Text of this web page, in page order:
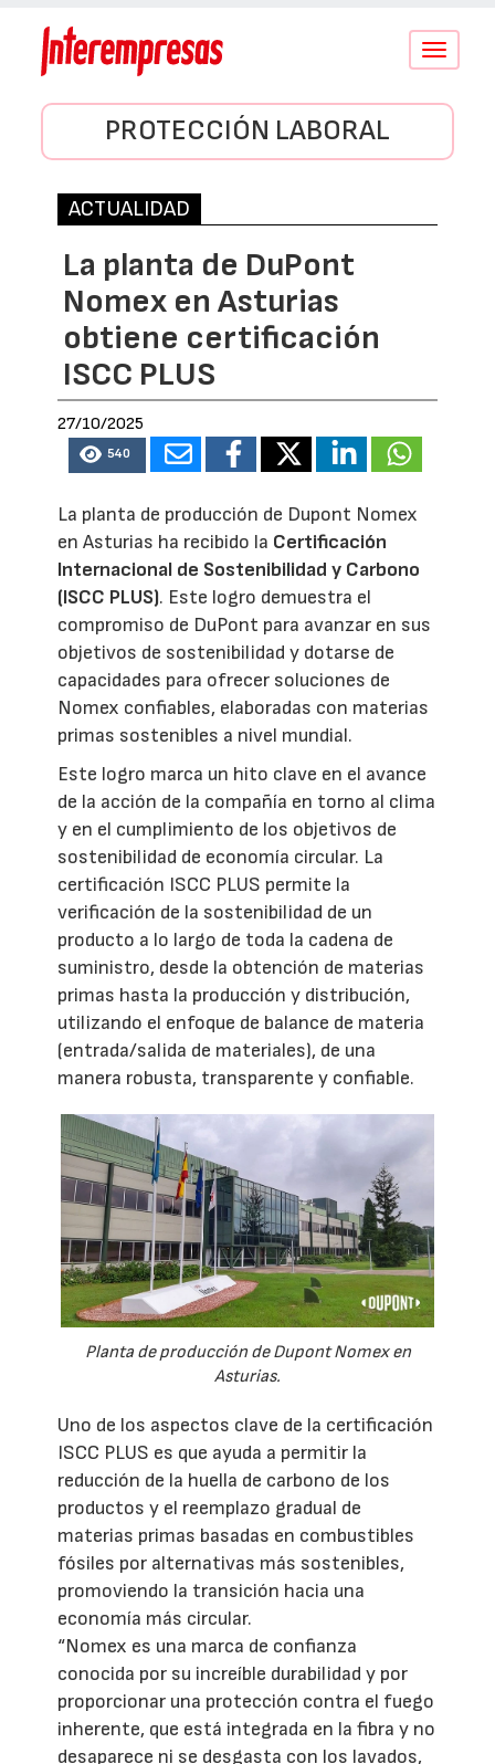
Conmutar
PROTECCIÓN LABORAL
ACTUALIDAD
La planta de DuPont
Nomex en Asturias
obtiene certificación
ISCC PLUS
27/10/2025
540
La planta de producción de Dupont Nomex
en Asturias ha recibido la Certificación
Internacional de Sostenibilidad y Carbono
(ISCC PLUS). Este logro demuestra el
compromiso de DuPont para avanzar en sus
objetivos de sostenibilidad y dotarse de
capacidades para ofrecer soluciones de
Nomex confiables, elaboradas con materias
primas sostenibles a nivel mundial.
Este logro marca un hito clave en el avance
de la acción de la compañía en torno al clima
y en el cumplimiento de los objetivos de
sostenibilidad de economía circular. La
certificación ISCC PLUS permite la
verificación de la sostenibilidad de un
producto a lo largo de toda la cadena de
suministro, desde la obtención de materias
primas hasta la producción y distribución,
utilizando el enfoque de balance de materia
(entrada/salida de materiales), de una
manera robusta, transparente y confiable.
Planta de producción de Dupont Nomex en
Asturias.
Uno de los aspectos clave de la certificación
ISCC PLUS es que ayuda a permitir la
reducción de la huella de carbono de los
productos y el reemplazo gradual de
materias primas basadas en combustibles
fósiles por alternativas más sostenibles,
promoviendo la transición hacia una
economía más circular.
“Nomex es una marca de confianza
conocida por su increíble durabilidad y por
proporcionar una protección contra el fuego
inherente, que está integrada en la fibra y no
desaparece ni se desgasta con los lavados,